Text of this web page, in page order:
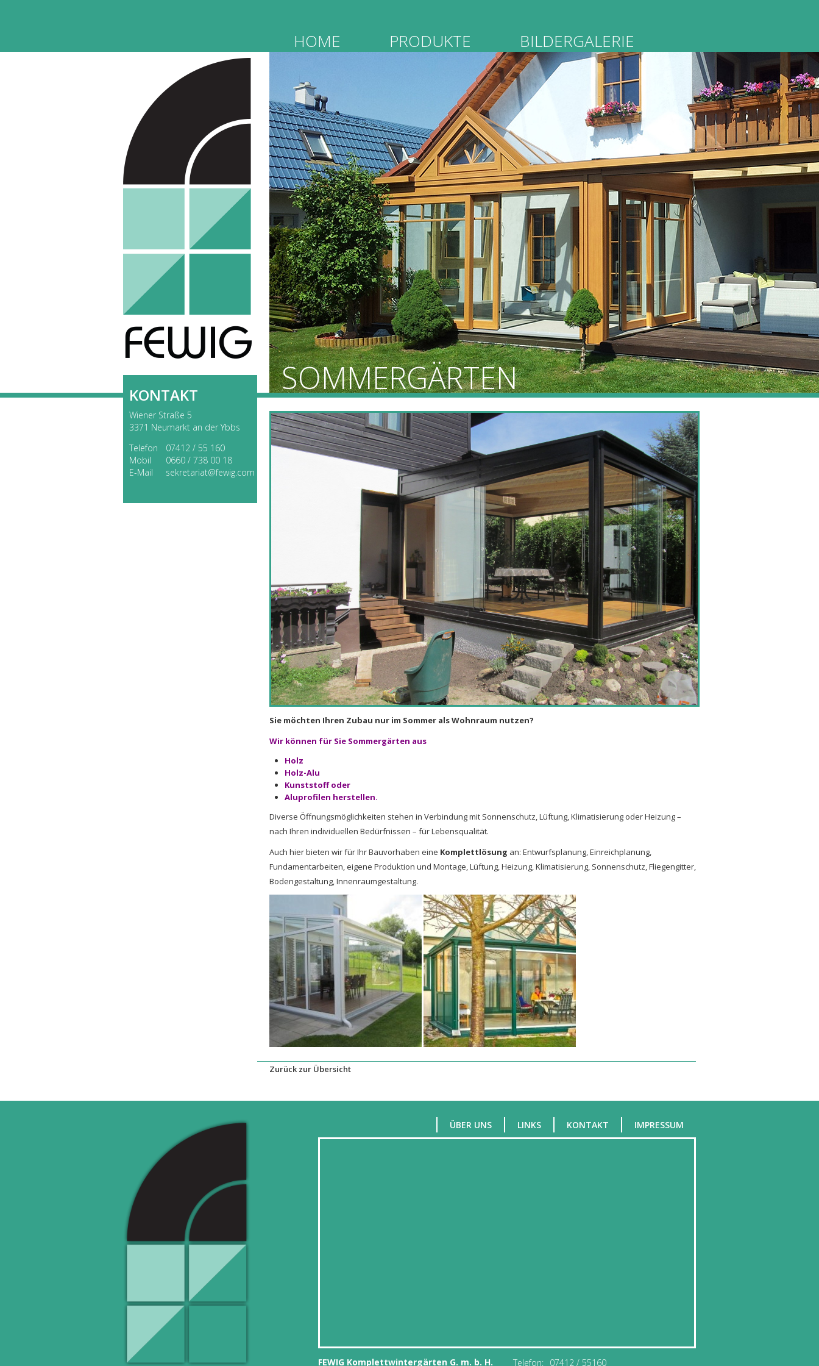
HOME PRODUKTE BILDERGALERIE
KONTAKT
Wiener Straße 5
3371 Neumarkt an der Ybbs
Telefon
07412 / 55 160
Mobil
0660 / 738 00 18
E-Mail
sekretariat@fewig.com
SOMMERGÄRTEN
Sie möchten Ihren Zubau nur im Sommer als Wohnraum nutzen?
Wir können für Sie Sommergärten aus
Holz
Holz-Alu
Kunststoff oder
Aluprofilen herstellen.
Diverse Öffnungsmöglichkeiten stehen in Verbindung mit Sonnenschutz, Lüftung, Klimatisierung oder Heizung –
nach Ihren individuellen Bedürfnissen – für Lebensqualität.
Auch hier bieten wir für Ihr Bauvorhaben eine Komplettlösung an: Entwurfsplanung, Einreichplanung,
Fundamentarbeiten, eigene Produktion und Montage, Lüftung, Heizung, Klimatisierung, Sonnenschutz, Fliegengitter,
Bodengestaltung, Innenraumgestaltung.
Zurück zur Übersicht
ÜBER UNS LINKS KONTAKT IMPRESSUM
FEWIG Komplettwintergärten G. m. b. H. Telefon: 07412 / 55160